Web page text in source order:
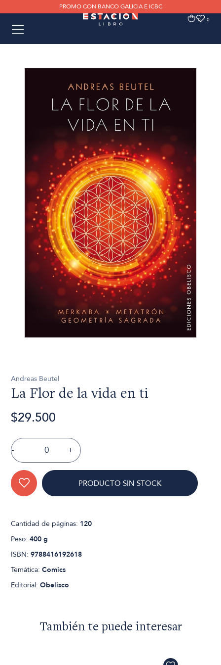
PROMO CON BANCO GALICIA E ICBC
0 0
Andreas Beutel
La Flor de la vida en ti
$29.500
- +
PRODUCTO SIN STOCK
Cantidad de páginas: 120
Peso:400 g
ISBN:9788416192618
Temática:Comics
Editorial:Obelisco
También te puede interesar